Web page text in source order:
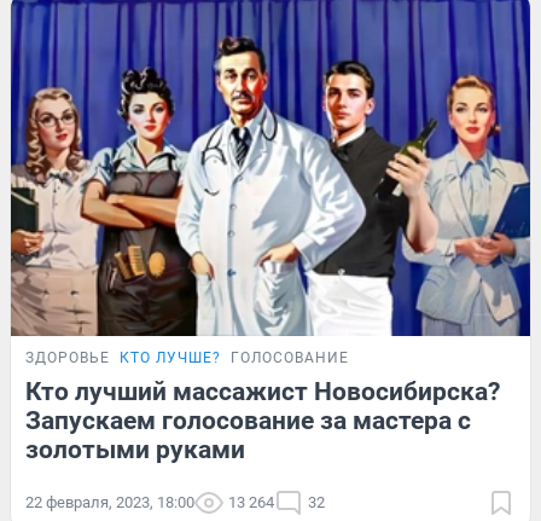
ЗДОРОВЬЕ КТО ЛУЧШЕ? ГОЛОСОВАНИЕ
Кто лучший массажист Новосибирска?
Запускаем голосование за мастера с
золотыми руками
22 февраля, 2023, 18:00 13 264 32